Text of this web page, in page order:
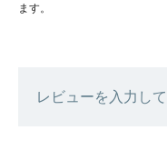
ます。
レビューを入力して